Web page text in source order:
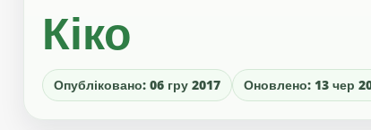
Кіко
Опубліковано: 06 гру 2017 Оновлено: 13 чер